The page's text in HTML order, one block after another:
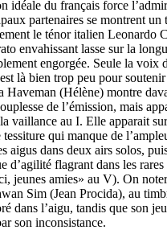
idéale du français force
partenaires se montrent un
le ténor italien Leonardo
envahissant lasse sur la
engorgée. Seule la voix
là bien trop peu pour
Haveman (Hélène) montre
de l’émission, mais
vaillance au I. Elle apparait
qui manque de
aigus dans deux airs solos,
d’agilité flagrant dans les rares
jeunes amies» au V). On
Sim (Jean Procida), au
dans l’aigu, tandis que son jeu
son inconsistance.